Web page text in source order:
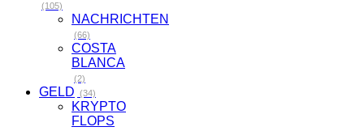
(105)
NACHRICHTEN
(66)
COSTA
BLANCA
(2)
GELD (34)
KRYPTO
FLOPS